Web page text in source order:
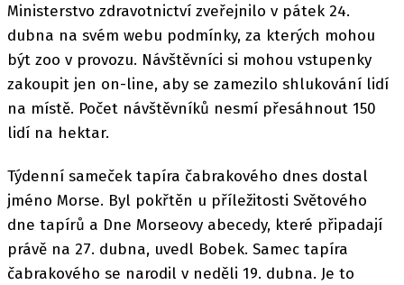
Ministerstvo zdravotnictví zveřejnilo v pátek 24.
dubna na svém webu podmínky, za kterých mohou
být zoo v provozu. Návštěvníci si mohou vstupenky
zakoupit jen on-line, aby se zamezilo shlukování lidí
na místě. Počet návštěvníků nesmí přesáhnout 150
lidí na hektar.
Týdenní sameček tapíra čabrakového dnes dostal
jméno Morse. Byl pokřtěn u příležitosti Světového
dne tapírů a Dne Morseovy abecedy, které připadají
právě na 27. dubna, uvedl Bobek. Samec tapíra
čabrakového se narodil v neděli 19. dubna. Je to